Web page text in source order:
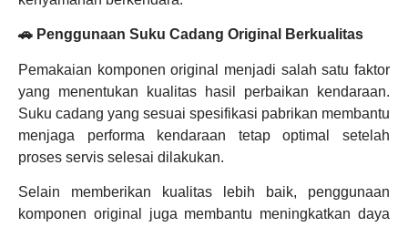
🚗 Penggunaan Suku Cadang Original Berkualitas
Pemakaian komponen original menjadi salah satu faktor
yang menentukan kualitas hasil perbaikan kendaraan.
Suku cadang yang sesuai spesifikasi pabrikan membantu
menjaga performa kendaraan tetap optimal setelah
proses servis selesai dilakukan.
Selain memberikan kualitas lebih baik, penggunaan
komponen original juga membantu meningkatkan daya